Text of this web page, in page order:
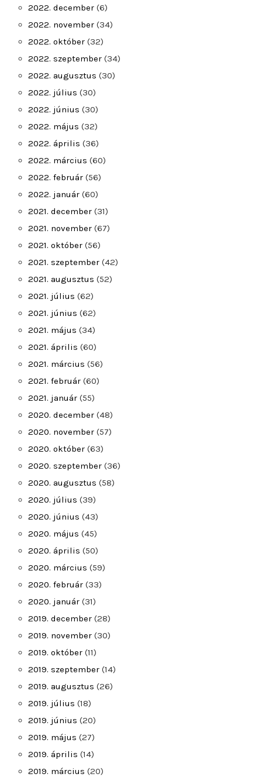
2022. december (6)
2022. november (34)
2022. október (32)
2022. szeptember (34)
2022. augusztus (30)
2022. július (30)
2022. június (30)
2022. május (32)
2022. április (36)
2022. március (60)
2022. február (56)
2022. január (60)
2021. december (31)
2021. november (67)
2021. október (56)
2021. szeptember (42)
2021. augusztus (52)
2021. július (62)
2021. június (62)
2021. május (34)
2021. április (60)
2021. március (56)
2021. február (60)
2021. január (55)
2020. december (48)
2020. november (57)
2020. október (63)
2020. szeptember (36)
2020. augusztus (58)
2020. július (39)
2020. június (43)
2020. május (45)
2020. április (50)
2020. március (59)
2020. február (33)
2020. január (31)
2019. december (28)
2019. november (30)
2019. október (11)
2019. szeptember (14)
2019. augusztus (26)
2019. július (18)
2019. június (20)
2019. május (27)
2019. április (14)
2019. március (20)